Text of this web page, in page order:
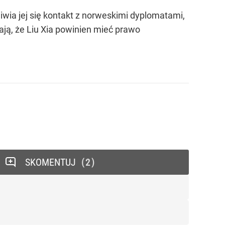
jej się kontakt z norweskimi dyplomatami,
że Liu Xia powinien mieć prawo
SKOMENTUJ 2